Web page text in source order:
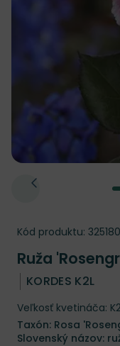
Kód produktu:
Ruža
KORDES K2L
Veľkosť kvetináča:
Taxón: Rosa
Slovenský názov: